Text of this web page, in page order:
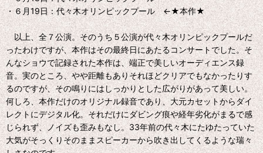
・６月19日：代々木オリンピックプール ←★本作★
以上、全７公演。そのうち５公演が代々木オリンピックプールだ
ったわけですが、本作はその最終日にあたるコンサートでした。そ
んなショウで記録された本作は、端正で美しいオーディエンス録
音。実のところ、やや距離もありそれほどクリアでもなかったりす
るのですが、その鳴りにはしっかりとした広がりがあって美しい。
何しろ、本作だけのオリジナル録音であり、大元カセットからダイ
レクトにデジタル化。それだけにダビング痕や経年劣化がまるで感
じられず、ノイズも歪みもなし。33年前の代々木にたゆたっていた
大気がそっくりそのままスピーカーから吹き出してくるような瑞々